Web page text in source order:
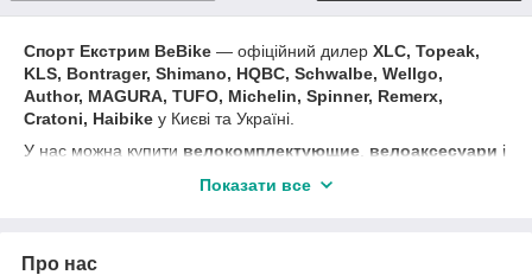
Спорт Екстрим BeBike ― офіційний дилер XLC, Topeak,
KLS, Bontrager, Shimano, HQBC, Schwalbe, Wellgo,
Author, MAGURA, TUFO, Michelin, Spinner, Remerx,
Cratoni, Haibike у Києві та Україні.
У нас можна купити велокомплектующие велоаксесуари і
мигалки, велокомпьтеры, підніжки і крила, гелеві м'які сідла,
ріжки і гріпси, чохли та сумки, тримачі для телефонів,
Показати все
Про нас